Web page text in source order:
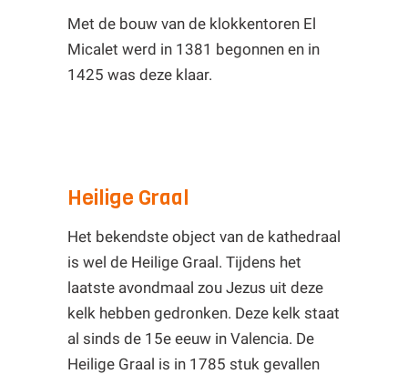
Met de bouw van de klokkentoren El
Micalet werd in 1381 begonnen en in
1425 was deze klaar.
Heilige Graal
Het bekendste object van de kathedraal
is wel de Heilige Graal. Tijdens het
laatste avondmaal zou Jezus uit deze
kelk hebben gedronken. Deze kelk staat
al sinds de 15e eeuw in Valencia. De
Heilige Graal is in 1785 stuk gevallen